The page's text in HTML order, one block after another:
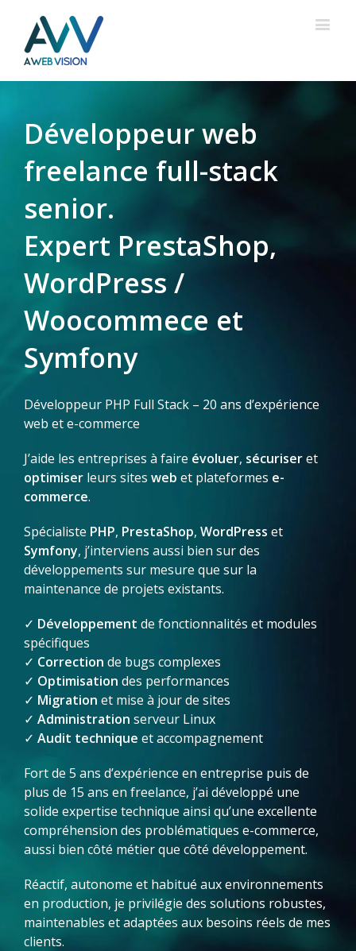
Développeur web
freelance full-stack
senior.
Expert PrestaShop,
WordPress /
Woocommece et
Symfony
Développeur PHP Full Stack – 20 ans d’expérience
web et e-commerce
J’aide les entreprises à faire évoluer, sécuriseret
optimiser leurs sites web et plateformes e-
commerce.
Spécialiste PHP, PrestaShop, WordPress et
Symfony, j’interviens aussi bien sur des
développements sur mesure que sur la
maintenance de projets existants.
✓ Développement de fonctionnalités et modules
spécifiques
✓ Correction de bugs complexes
✓ Optimisation des performances
✓ Migration et mise à jour de sites
✓ Administration serveur Linux
✓ Audit technique et accompagnement
Fort de 5 ans d’expérience en entreprise puis de
plus de 15 ans en freelance, j’ai développé une
solide expertise technique ainsi qu’une excellente
compréhension des problématiques e-commerce,
aussi bien côté métier que côté développement.
Réactif, autonome et habitué aux environnements
en production, je privilégie des solutions robustes,
maintenables et adaptées aux besoins réels de mes
clients.